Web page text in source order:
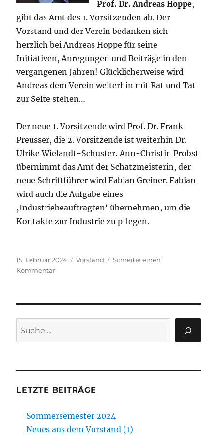
Prof. Dr. Andreas Hoppe,
gibt das Amt des 1. Vorsitzenden ab. Der
Vorstand und der Verein bedanken sich
herzlich bei Andreas Hoppe für seine
Initiativen, Anregungen und Beiträge in den
vergangenen Jahren! Glücklicherweise wird
Andreas dem Verein weiterhin mit Rat und Tat
zur Seite stehen…
Der neue 1. Vorsitzende wird Prof. Dr. Frank
Preusser, die 2. Vorsitzende ist weiterhin Dr.
Ulrike Wielandt-Schuster. Ann-Christin Probst
übernimmt das Amt der Schatzmeisterin, der
neue Schriftführer wird Fabian Greiner. Fabian
wird auch die Aufgabe eines
‚Industriebeauftragten‘ übernehmen, um die
Kontakte zur Industrie zu pflegen.
Veröffentlicht
am
15. Februar 2024 Kategorien
Vorstand
Schreibe einen
Kommentarzu
(1)
LETZTE BEITRÄGE
Sommersemester 2024
Neues aus dem Vorstand (1)